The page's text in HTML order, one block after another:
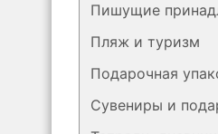
Пишущие
Пляж и туризм
Подарочная
Сувениры и